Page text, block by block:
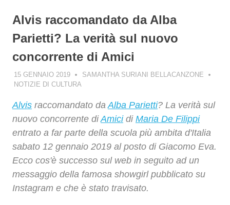
Alvis raccomandato da Alba
Parietti? La verità sul nuovo
concorrente di Amici
15 GENNAIO 2019
SAMANTHA SURIANI BELLACANZONE
NOTIZIE DI CULTURA
Alvis raccomandato da Alba Parietti? La verità sul
nuovo concorrente diAmicidi Maria De Filippi
entrato a far parte della scuola più ambita d'Italia
sabato 12 gennaio 2019 al posto di Giacomo Eva.
Ecco cos'è successo sul web in seguito ad un
messaggio della famosa showgirl pubblicato su
Instagram e che è stato travisato.